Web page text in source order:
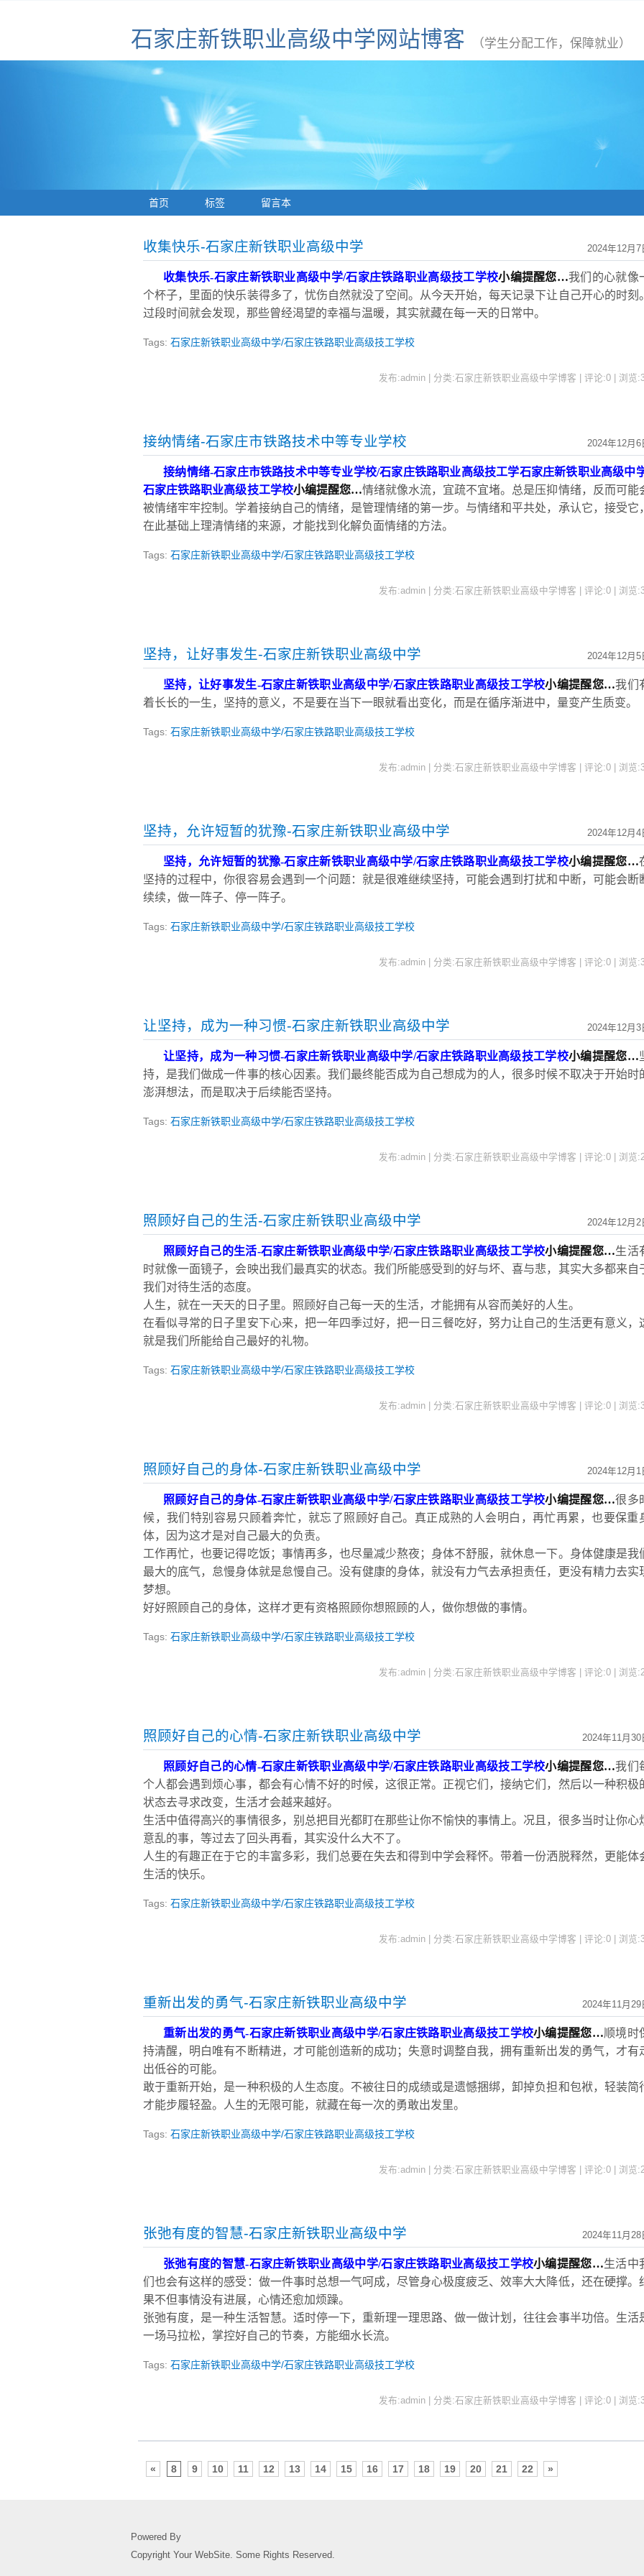
石家庄新铁职业高级中学网站博客 （学生分配工作，保障就业）
首页 标签 留言本
2024年12月7
收集快乐-石家庄新铁职业高级中学
收集快乐-石家庄新铁职业高级中学/石家庄铁路职业高级技工学校小编提醒您…我们的心就像
个杯子，里面的快乐装得多了，忧伤自然就没了空间。从今天开始，每天记录下让自己开心的时刻。
过段时间就会发现，那些曾经渴望的幸福与温暖，其实就藏在每一天的日常中。
Tags:石家庄新铁职业高级中学/石家庄铁路职业高级技工学校
发布:admin | 分类:石家庄新铁职业高级中学博客 | 评论:0 | 浏览:
2024年12月6
接纳情绪-石家庄市铁路技术中等专业学校
接纳情绪-石家庄市铁路技术中等专业学校/石家庄铁路职业高级技工学石家庄新铁职业高级中
石家庄铁路职业高级技工学校小编提醒您…情绪就像水流，宜疏不宜堵。总是压抑情绪，反而可能
被情绪牢牢控制。学着接纳自己的情绪，是管理情绪的第一步。与情绪和平共处，承认它，接受它，
在此基础上理清情绪的来源，才能找到化解负面情绪的方法。
Tags:石家庄新铁职业高级中学/石家庄铁路职业高级技工学校
发布:admin | 分类:石家庄新铁职业高级中学博客 | 评论:0 | 浏览:
2024年12月5
坚持，让好事发生-石家庄新铁职业高级中学
坚持，让好事发生-石家庄新铁职业高级中学/石家庄铁路职业高级技工学校小编提醒您…我们
着长长的一生，坚持的意义，不是要在当下一眼就看出变化，而是在循序渐进中，量变产生质变。
Tags:石家庄新铁职业高级中学/石家庄铁路职业高级技工学校
发布:admin | 分类:石家庄新铁职业高级中学博客 | 评论:0 | 浏览:
2024年12月4
坚持，允许短暂的犹豫-石家庄新铁职业高级中学
坚持，允许短暂的犹豫-石家庄新铁职业高级中学/石家庄铁路职业高级技工学校小编提醒您…
坚持的过程中，你很容易会遇到一个问题：就是很难继续坚持，可能会遇到打扰和中断，可能会断
续续，做一阵子、停一阵子。
Tags:石家庄新铁职业高级中学/石家庄铁路职业高级技工学校
发布:admin | 分类:石家庄新铁职业高级中学博客 | 评论:0 | 浏览:
2024年12月3
让坚持，成为一种习惯-石家庄新铁职业高级中学
让坚持，成为一种习惯-石家庄新铁职业高级中学/石家庄铁路职业高级技工学校小编提醒您…
持，是我们做成一件事的核心因素。我们最终能否成为自己想成为的人，很多时候不取决于开始时
澎湃想法，而是取决于后续能否坚持。
Tags:石家庄新铁职业高级中学/石家庄铁路职业高级技工学校
发布:admin | 分类:石家庄新铁职业高级中学博客 | 评论:0 | 浏览:
2024年12月2
照顾好自己的生活-石家庄新铁职业高级中学
照顾好自己的生活-石家庄新铁职业高级中学/石家庄铁路职业高级技工学校小编提醒您…生活
时就像一面镜子，会映出我们最真实的状态。我们所能感受到的好与坏、喜与悲，其实大多都来自
我们对待生活的态度。
人生，就在一天天的日子里。照顾好自己每一天的生活，才能拥有从容而美好的人生。
在看似寻常的日子里安下心来，把一年四季过好，把一日三餐吃好，努力让自己的生活更有意义，
就是我们所能给自己最好的礼物。
Tags:石家庄新铁职业高级中学/石家庄铁路职业高级技工学校
发布:admin | 分类:石家庄新铁职业高级中学博客 | 评论:0 | 浏览:
2024年12月1
照顾好自己的身体-石家庄新铁职业高级中学
照顾好自己的身体-石家庄新铁职业高级中学/石家庄铁路职业高级技工学校小编提醒您…很多
候，我们特别容易只顾着奔忙，就忘了照顾好自己。真正成熟的人会明白，再忙再累，也要保重
体，因为这才是对自己最大的负责。
工作再忙，也要记得吃饭；事情再多，也尽量减少熬夜；身体不舒服，就休息一下。身体健康是我
最大的底气，怠慢身体就是怠慢自己。没有健康的身体，就没有力气去承担责任，更没有精力去实
梦想。
好好照顾自己的身体，这样才更有资格照顾你想照顾的人，做你想做的事情。
Tags:石家庄新铁职业高级中学/石家庄铁路职业高级技工学校
发布:admin | 分类:石家庄新铁职业高级中学博客 | 评论:0 | 浏览:
2024年11月30
照顾好自己的心情-石家庄新铁职业高级中学
照顾好自己的心情-石家庄新铁职业高级中学/石家庄铁路职业高级技工学校小编提醒您…我们
个人都会遇到烦心事，都会有心情不好的时候，这很正常。正视它们，接纳它们，然后以一种积极
状态去寻求改变，生活才会越来越好。
生活中值得高兴的事情很多，别总把目光都盯在那些让你不愉快的事情上。况且，很多当时让你心
意乱的事，等过去了回头再看，其实没什么大不了。
人生的有趣正在于它的丰富多彩，我们总要在失去和得到中学会释怀。带着一份洒脱释然，更能体
生活的快乐。
Tags:石家庄新铁职业高级中学/石家庄铁路职业高级技工学校
发布:admin | 分类:石家庄新铁职业高级中学博客 | 评论:0 | 浏览:
2024年11月29
重新出发的勇气-石家庄新铁职业高级中学
重新出发的勇气-石家庄新铁职业高级中学/石家庄铁路职业高级技工学校小编提醒您…顺境时
持清醒，明白唯有不断精进，才可能创造新的成功；失意时调整自我，拥有重新出发的勇气，才有
出低谷的可能。
敢于重新开始，是一种积极的人生态度。不被往日的成绩或是遗憾捆绑，卸掉负担和包袱，轻装简
才能步履轻盈。人生的无限可能，就藏在每一次的勇敢出发里。
Tags:石家庄新铁职业高级中学/石家庄铁路职业高级技工学校
发布:admin | 分类:石家庄新铁职业高级中学博客 | 评论:0 | 浏览:
2024年11月28
张弛有度的智慧-石家庄新铁职业高级中学
张弛有度的智慧-石家庄新铁职业高级中学/石家庄铁路职业高级技工学校小编提醒您…生活中
们也会有这样的感受：做一件事时总想一气呵成，尽管身心极度疲乏、效率大大降低，还在硬撑。
果不但事情没有进展，心情还愈加烦躁。
张弛有度，是一种生活智慧。适时停一下，重新理一理思路、做一做计划，往往会事半功倍。生活
一场马拉松，掌控好自己的节奏，方能细水长流。
Tags:石家庄新铁职业高级中学/石家庄铁路职业高级技工学校
发布:admin | 分类:石家庄新铁职业高级中学博客 | 评论:0 | 浏览:
« 8 9 10 11 12 13 14 15 16 17 18 19 20 21 22 »
Powered By
Copyright Your WebSite. Some Rights Reserved.